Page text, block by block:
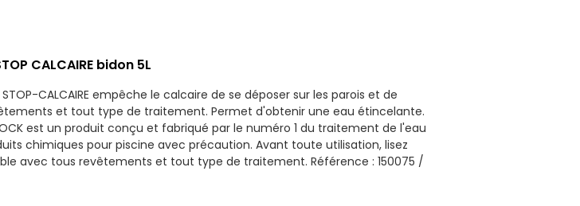
CALCAIRE bidon 5L
CALCAIRE empêche le calcaire de se déposer sur les parois et de
et tout type de traitement. Permet d'obtenir une eau étincelante.
est un produit conçu et fabriqué par le numéro 1 du traitement de l'eau
chimiques pour piscine avec précaution. Avant toute utilisation, lisez
avec tous revêtements et tout type de traitement. Référence : 150075 /